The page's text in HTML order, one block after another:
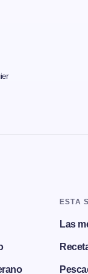
ESTA
Las